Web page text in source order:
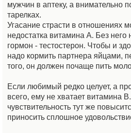
мужчин в аптеку, а внимательно
тарелках.
Угасание страсти в отношениях
недостатка витамина А. Без
гормон - тестостерон. Чтобы и
надо кормить партнера яйцами,
того, он должен почаще пить
Если любимый редко целует, а
всего, ему не хватает витамина
чувствительность тут же
приносить сплошное